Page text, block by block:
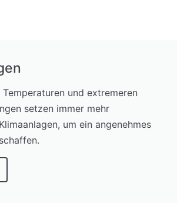
und extremeren
setzen immer mehr
um ein angenehmes